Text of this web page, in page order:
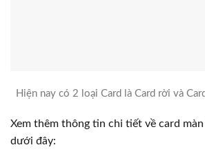
Hiện nay có 2 loại Card là Card rời và
Xem thêm thông tin chi tiết về card
dưới đây: